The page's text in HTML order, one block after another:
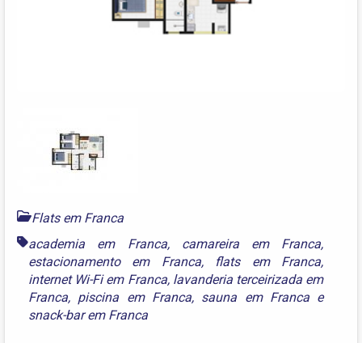
Flats em Franca
academia em Franca, camareira em Franca,
estacionamento em Franca, flats em Franca,
internet Wi-Fi em Franca, lavanderia terceirizada em
Franca, piscina em Franca, sauna em Franca e
snack-bar em Franca